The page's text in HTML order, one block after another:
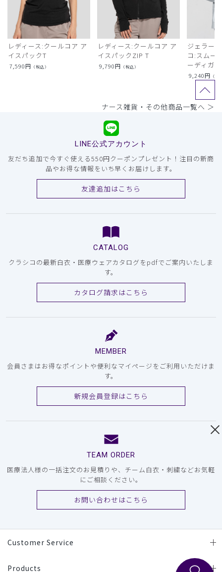
レディース:クールコア ア
イスパックT
7,590円 （税込）
レディース:クールコア ア
イスパックZIP T
9,790円 （税込）
ジェラー
コ:スムー
ーディガン
9,240円 （税
ナース雑貨・その他商品一覧へ ＞
LINE公式アカウント
友だち追加で今すぐ使える550円クーポンプレゼント！注目の新商
品やお得な情報をいち早くお届けします。
友達追加はこちら
CATALOG
クラシコの最新白衣・医療ウェアカタログをpdfでご案内いたしま
す。
カタログ請求はこちら
MEMBER
会員さまはお得なポイントや便利なマイページをご利用いただけま
す。
新規会員登録はこちら
TEAM ORDER
医療法人様の一括注文のお見積りや、チーム白衣・刺繍などお気軽
にご相談ください。
お問い合わせはこちら
Customer Service
Products